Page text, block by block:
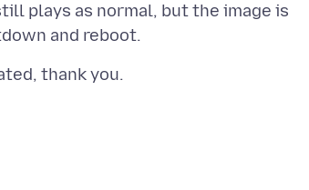
plays as normal, but the image is